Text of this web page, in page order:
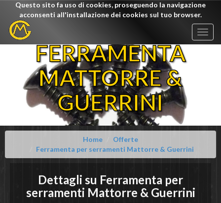
Questo sito fa uso di cookies, proseguendo la navigazione
acconsenti all'installazione dei cookies sul tuo browser.
FERRAMENTA
MATTORRE &
GUERRINI
Home
Offerte
Ferramenta per serramenti Mattorre & Guerrini
Dettagli su Ferramenta per
serramenti Mattorre & Guerrini